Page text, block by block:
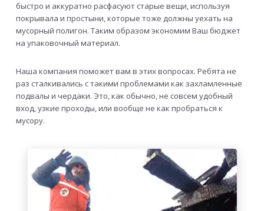
быстро и аккуратно расфасуют старые вещи, используя
покрывала и простыни, которые тоже должны уехать на
мусорный полигон. Таким образом экономим Ваш бюджет
на упаковочный материал.
Наша компания поможет вам в этих вопросах. Ребята не
раз сталкивались с такими проблемами как захламленные
подвалы и чердаки. Это, как обычно, не совсем удобный
вход, узкие проходы, или вообще не как пробраться к
мусору.